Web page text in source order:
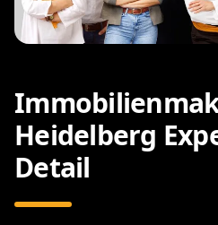
Heidelberg
Detail